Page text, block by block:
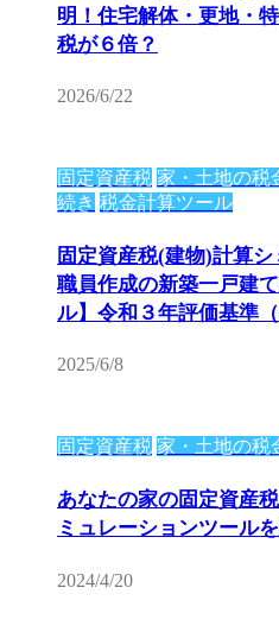
明！住宅解体・更地・
税が６倍？
2026/6/22
固定資産税 家・土地の税
続き 税金計算ツール
固定資産税(建物)計算
職員作成の新築一戸建
ル】令和３年評価基準
2025/6/8
固定資産税 家・土地の税
あなたの家の固定資産
ミュレーションツール
2024/4/20